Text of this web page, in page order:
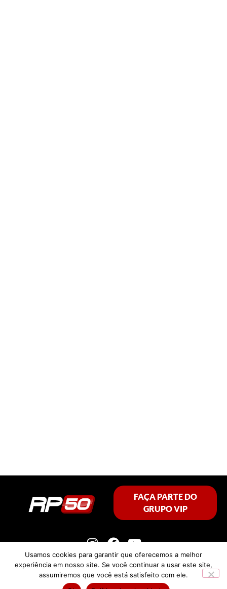
FAÇA PARTE DO
GRUPO VIP
Política de privacidade
Usamos cookies para garantir que oferecemos a melhor
experiência em nosso site. Se você continuar a usar este site,
assumiremos que você está satisfeito com ele.